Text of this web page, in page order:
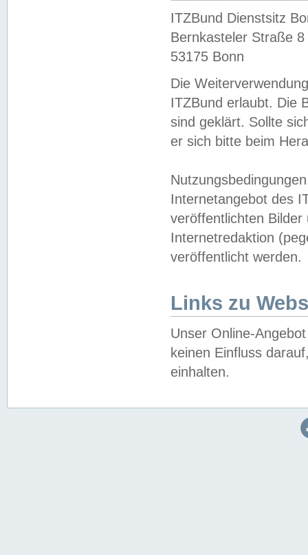
ITZBund Dienstsitz
Bernkasteler Straße 8
53175 Bonn
Die
ITZBund erlaubt. Die
sind geklärt. Sollte
er sich bitte beim
Internetangebot des
veröffentlichten
Internetredaktion
veröffentlicht werden.
Links zu
Unser Online-
keinen Einfluss
einhalten.